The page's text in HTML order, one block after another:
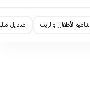
شامبو الأطفال والزيت مناديل